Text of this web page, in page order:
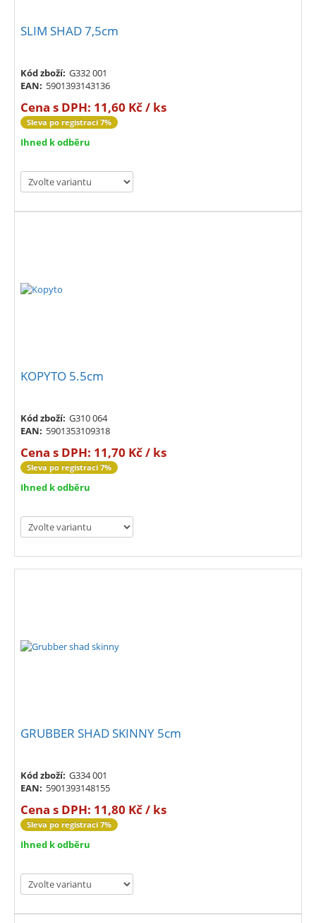
SLIM SHAD 7,5cm
Kód zboží: G332 001
EAN: 5901393143136
Cena s DPH: 11,60 Kč / ks
Sleva po registraci 7%
Ihned k odběru
KOPYTO 5.5cm
Kód zboží: G310 064
EAN: 5901353109318
Cena s DPH: 11,70 Kč / ks
Sleva po registraci 7%
Ihned k odběru
GRUBBER SHAD SKINNY 5cm
Kód zboží: G334 001
EAN: 5901393148155
Cena s DPH: 11,80 Kč / ks
Sleva po registraci 7%
Ihned k odběru